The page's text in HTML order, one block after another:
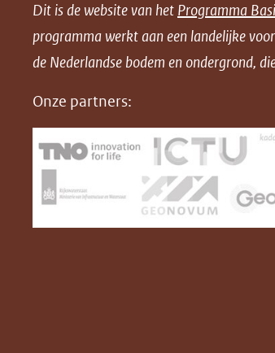
n
o
p
c
e
n
o
p
n
n
o
p
in
nieuw
venster)
(verwijst
l
o
a
D
F
Dit is de website van het Programma
programma werkt aan een landelijke
de Nederlandse bodem en ondergrond,
Onze partners: